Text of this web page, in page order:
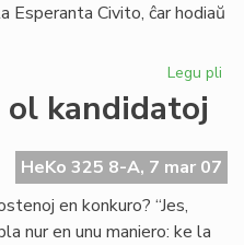
Esperanta Civito, ĉar hodiaŭ
Legu pli
kandidatoj
HeKo 325 8-A, 7 mar 07
en konkuro? “Jes,
nur en unu maniero: ke la